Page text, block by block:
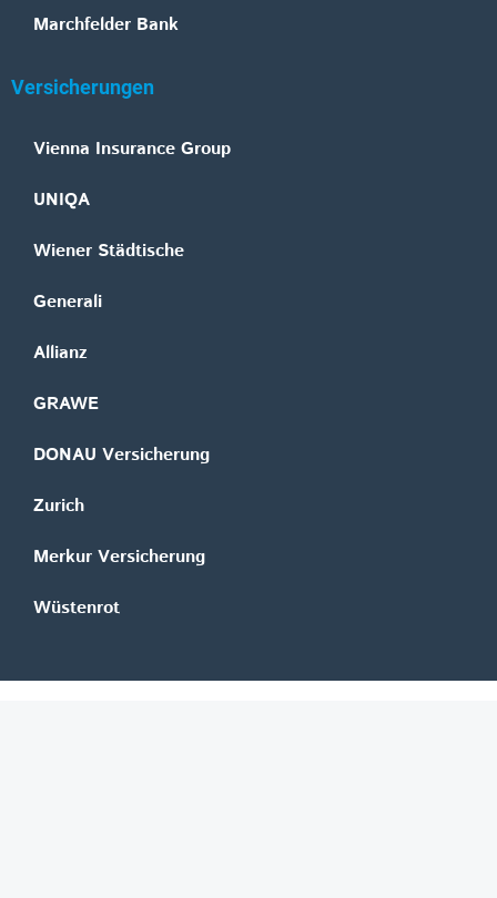
Marchfelder Bank
Versicherungen
Vienna Insurance Group
UNIQA
Wiener Städtische
Generali
Allianz
GRAWE
DONAU Versicherung
Zurich
Merkur Versicherung
Wüstenrot